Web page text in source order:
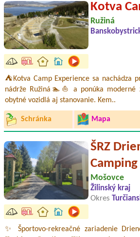
Kotva
Ružiná
⛺Kotva Camp Experience sa nachádza
nádrže Ružiná🏊⛵ a ponúka moderné
obytné vozidlá aj stanovanie. Kem..
Schránka Mapa
ŠRZ
Mošovce
Žilinský kraj
Okres
✨ Športovo-rekreačné zariadenie